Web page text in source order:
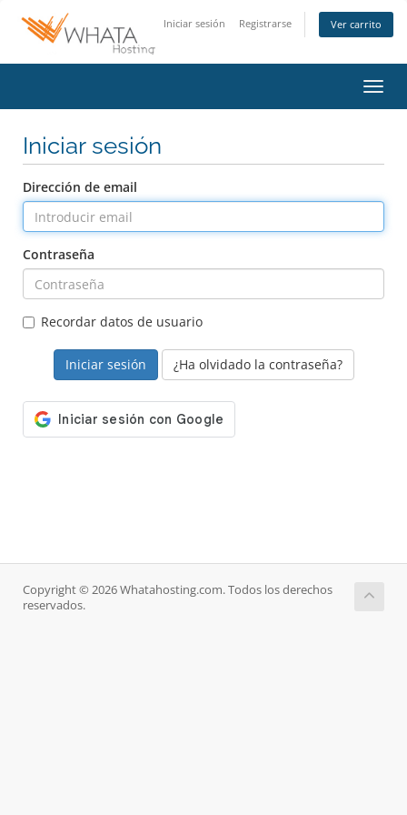
Iniciar sesión Registrarse Ver carrito
Iniciar sesión
Dirección de email
Contraseña
Recordar datos de usuario
¿Ha olvidado la contraseña?
Copyright © 2026 Whatahosting.com. Todos los derechos
reservados.